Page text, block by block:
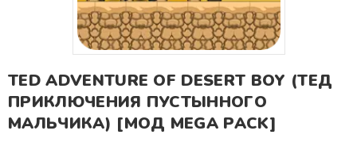
TED ADVENTURE OF DESERT BOY (ТЕД
ПРИКЛЮЧЕНИЯ ПУСТЫННОГО
МАЛЬЧИКА) [МОД MEGA PACK]